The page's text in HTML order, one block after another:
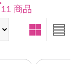
11 商品